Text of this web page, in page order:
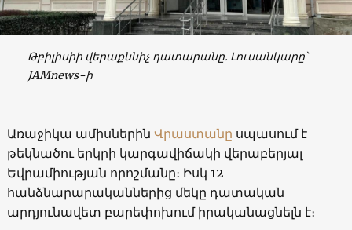
Թբիլիսիի վերաքննիչ դատարանը. Լուսանկարը՝
JAMnews-ի
Առաջիկա ամիսներին Վրաստանը սպասում է
թեկնածու երկրի կարգավիճակի վերաբերյալ
Եվրամիության որոշմանը։ Իսկ 12
հանձնարարականներից մեկը դատական ​​
արդյունավետ բարեփոխում իրականացնելն է։